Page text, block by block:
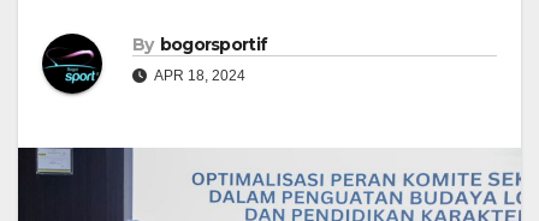
By bogorsportif
APR 18, 2024